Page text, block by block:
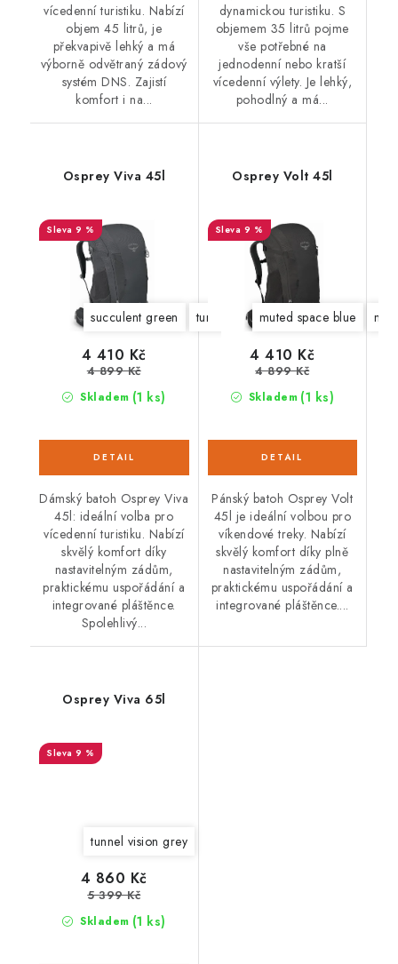
vícedenní turistiku. Nabízí
objem 45 litrů, je
překvapivě lehký a má
výborně odvětraný zádový
systém DNS. Zajistí
komfort i na...
dynamickou turistiku. S
objemem 35 litrů pojme
vše potřebné na
jednodenní nebo kratší
vícedenní výlety. Je lehký,
pohodlný a má...
Osprey Viva 45l
9 %
succulent green tunnel vision grey
Skladem (1 ks)
4 410 Kč
4 899 Kč
Dámský batoh Osprey Viva
45l: ideální volba pro
vícedenní turistiku. Nabízí
skvělý komfort díky
nastavitelným zádům,
praktickému uspořádání a
integrované pláštěnce.
Spolehlivý...
Osprey Volt 45l
9 %
muted space blue
Skladem (1 ks)
4 410 Kč
4 899 Kč
Pánský batoh Osprey Volt
45l je ideální volbou pro
víkendové treky. Nabízí
skvělý komfort díky plně
nastavitelným zádům,
praktickému uspořádání a
integrované pláštěnce....
Osprey Viva 65l
9 %
tunnel vision grey
Skladem (1 ks)
4 860 Kč
5 399 Kč